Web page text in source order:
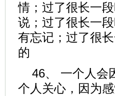
情；过了很长一
说；过了很长一
有忘记；过了很
的
46、 一个人会
个人关心，因为